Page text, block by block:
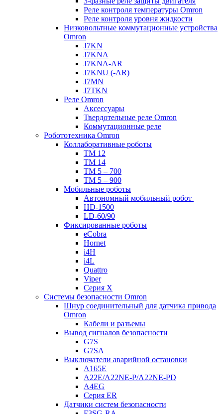
Реле контроля температуры Omron
Реле контроля уровня жидкости
Низковольтные коммутационные устройства
Omron
J7KN
J7KNA
J7KNA-AR
J7KNU (-AR)
J7MN
J7TKN
Реле Omron
Аксессуары
Твердотельные реле Omron
Коммутационные реле
Робототехника Omron
Коллаборативные роботы
TM 12
TM 14
TM 5 – 700
TM 5 – 900
Мобильные роботы
Автономный мобильный робот
HD-1500
LD-60/90
Фиксированные роботы
eCobra
Hornet
i4H
i4L
Quattro
Viper
Серия X
Системы безопасности Omron
Шнур соединительный для датчика привода
Omron
Кабели и разъемы
Вывод сигналов безопасности
G7S
G7SA
Выключатели аварийной остановки
A165E
A22E/A22NE-P/A22NE-PD
A4EG
Серия ER
Датчики систем безопасности